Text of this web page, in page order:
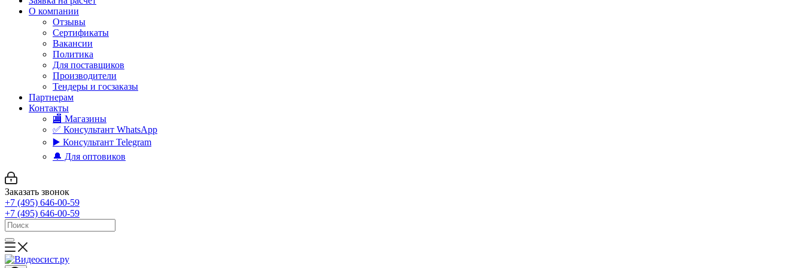
О компании
Отзывы
Сертификаты
Вакансии
Политика
Для поставщиков
Производители
Тендеры и госзаказы
Партнерам
Контакты
🏬 Магазины
✅️ Консультант WhatsApp
▶️ Консультант Telegram
🔔 Для оптовиков
Заказать звонок
+7 (495) 646-00-59
+7 (495) 646-00-59